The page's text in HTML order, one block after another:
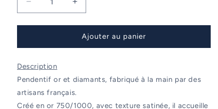
Réduire
la
quantité
Pendentif
2,
Petit
Augmenter
la
quantité
de
Pendentif
Petit
Ajouter au panier
Description
Pendentif or et diamants, fabriqué à la main par des
artisans français.
Créé en or 750/1000, avec texture satinée, il accueille